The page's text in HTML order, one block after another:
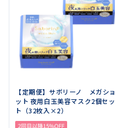
【定期便】サボリーノ メガショ
ット 夜用白玉美容マスク2個セッ
ト（32枚入×2）